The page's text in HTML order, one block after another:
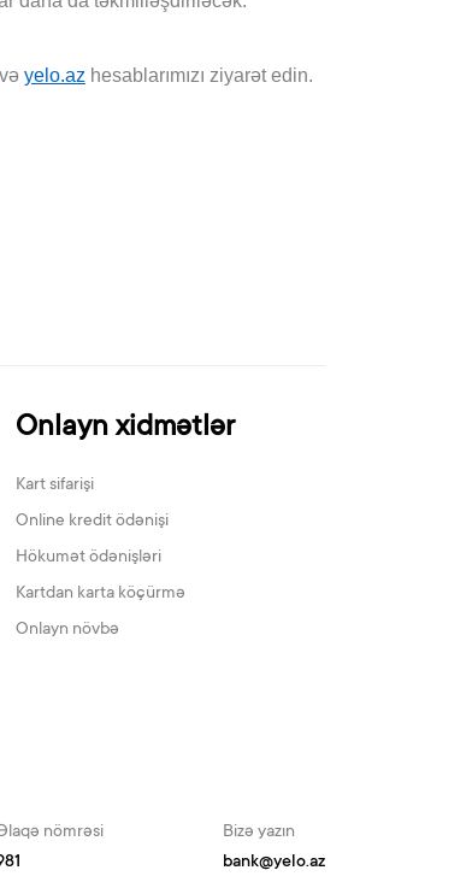
və yelo.az hesablarımızı ziyarət edin.
Onlayn xidmətlər
Kart sifarişi
Online kredit ödənişi
Hökumət ödənişləri
Kartdan karta köçürmə
Onlayn növbə
nömrəsi
Bizə yazın
bank@yelo.az